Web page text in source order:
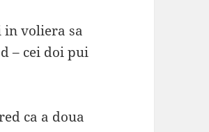
in voliera sa
– cei doi pui
ca a doua